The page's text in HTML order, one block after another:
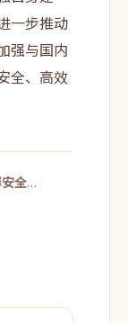
一步推动
强与国内
全、高效
安全…